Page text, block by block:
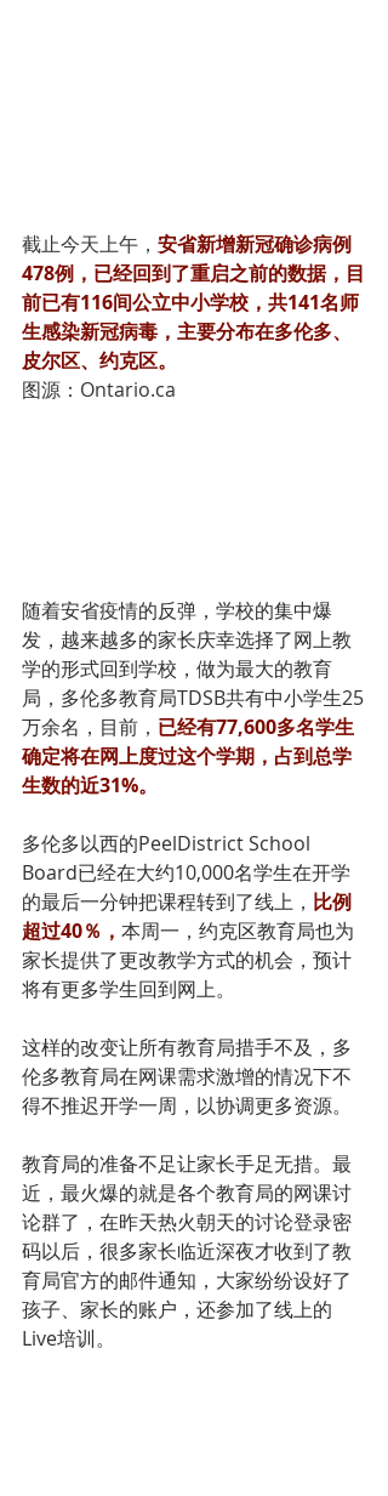
截止今天上午， 安省新增新冠确诊病例
478例，已经回到了重启之前的数据，目
前已有116间公立中小学校，共141名师
生感染新冠病毒，主要分布在多伦多、
皮尔区、约克区。
图源：Ontario.ca
随着安省疫情的反弹，学校的集中爆
发，越来越多的家长庆幸选择了网上教
学的形式回到学校，做为最大的教育
局，多伦多教育局TDSB共有中小学生25
万余名，目前， 已经有77,600多名学生
确定将在网上度过这个学期，占到总学
生数的近31%。
多伦多以西的PeelDistrict School
Board已经在大约10,000名学生在开学
的最后一分钟把课程转到了线上， 比例
超过40％， 本周一，约克区教育局也为
家长提供了更改教学方式的机会，预计
将有更多学生回到网上。
这样的改变让所有教育局措手不及，多
伦多教育局在网课需求激增的情况下不
得不推迟开学一周，以协调更多资源。
教育局的准备不足让家长手足无措。最
近，最火爆的就是各个教育局的网课讨
论群了，在昨天热火朝天的讨论登录密
码以后，很多家长临近深夜才收到了教
育局官方的邮件通知，大家纷纷设好了
孩子、家长的账户，还参加了线上的
Live培训。